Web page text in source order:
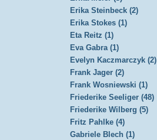
Erika Steinbeck (2)
Erika Stokes (1)
Eta Reitz (1)
Eva Gabra (1)
Evelyn Kaczmarczyk (2)
Frank Jager (2)
Frank Wosniewski (1)
Friederike Seeliger (48)
Friederike Wilberg (5)
Fritz Pahlke (4)
Gabriele Blech (1)